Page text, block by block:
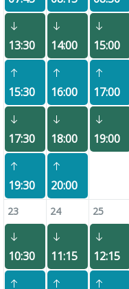
13:30
15:30
17:30
19:30
14:00
16:00
18:00
20:00
15:00
17:00
19:00
23
10:30
24
11:15
25
12:15